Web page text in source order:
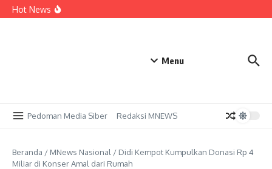
Lewati ke konten
Hot News
2026
NISN Luar Daerah dan Berkas Tidak Valid Jadi Kendala
Utama SPMB SMKN 1 Tanah Grogot, Orang Tua Diminta
Menu
Pedoman Media Siber Redaksi MNEWS
Beranda / MNews Nasional / Didi Kempot Kumpulkan Donasi Rp 4
Miliar di Konser Amal dari Rumah